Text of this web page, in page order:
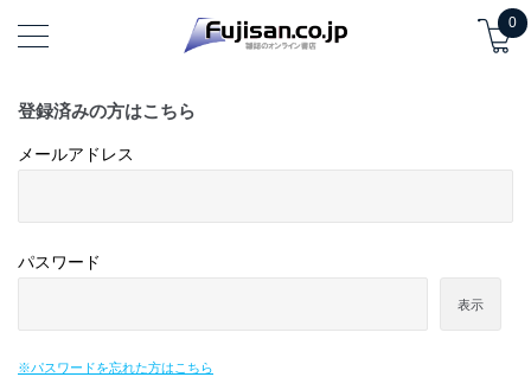
0
登録済みの方はこちら
メールアドレス
パスワード
表示
※パスワードを忘れた方はこちら